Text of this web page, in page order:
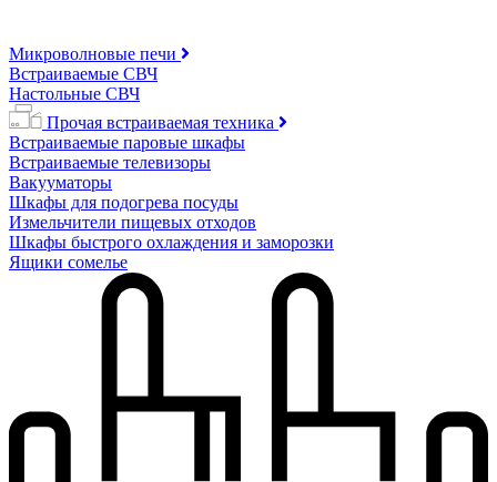
Микроволновые печи
Встраиваемые СВЧ
Настольные СВЧ
Прочая встраиваемая техника
Встраиваемые паровые шкафы
Встраиваемые телевизоры
Вакууматоры
Шкафы для подогрева посуды
Измельчители пищевых отходов
Шкафы быстрого охлаждения и заморозки
Ящики сомелье